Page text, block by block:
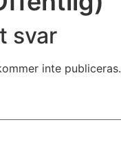
svar
inte publiceras.